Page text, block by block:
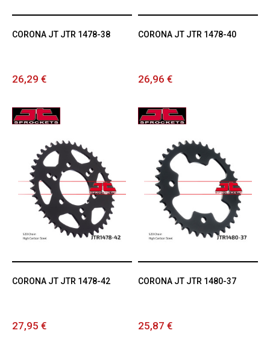
CORONA JT JTR 1478-38
26,29 €
CORONA JT JTR 1478-40
26,96 €
CORONA JT JTR 1478-42
27,95 €
CORONA JT JTR 1480-37
25,87 €